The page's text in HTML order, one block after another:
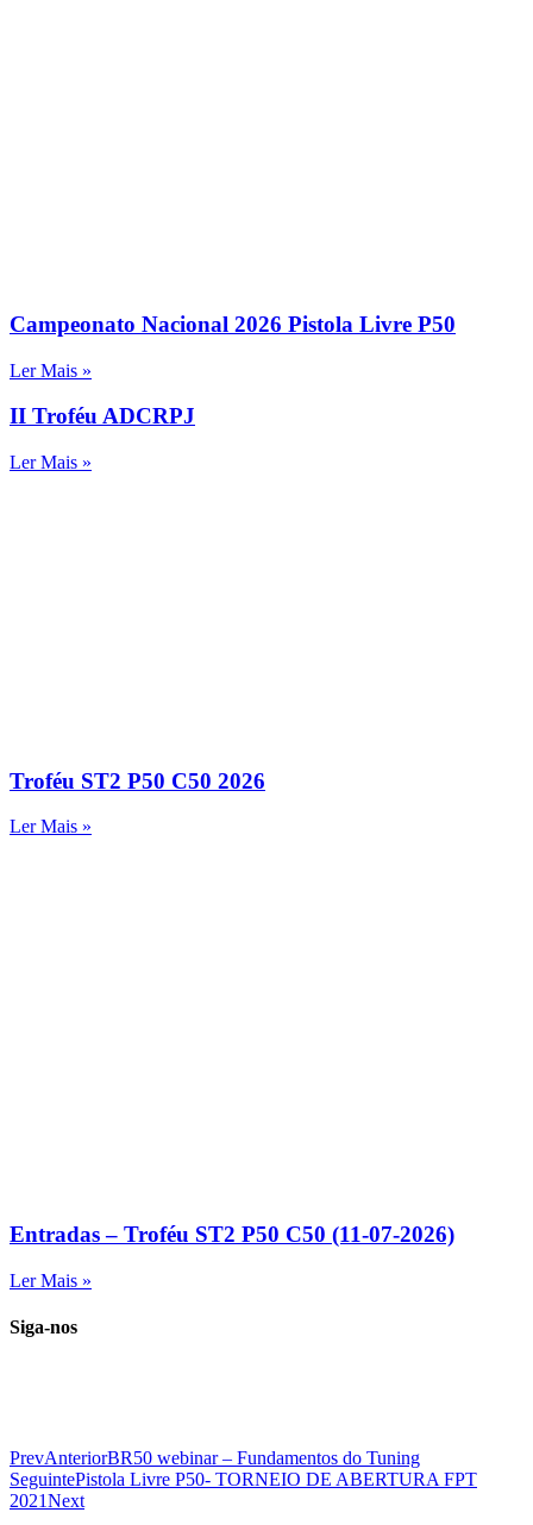
Campeonato Nacional 2026 Pistola Livre P50
Ler Mais »
II Troféu ADCRPJ
Ler Mais »
Troféu ST2 P50 C50 2026
Ler Mais »
Entradas – Troféu ST2 P50 C50 (11-07-2026)
Ler Mais »
Siga-nos
PrevAnteriorBR50 webinar – Fundamentos do Tuning
SeguintePistola Livre P50- TORNEIO DE ABERTURA FPT
2021Next